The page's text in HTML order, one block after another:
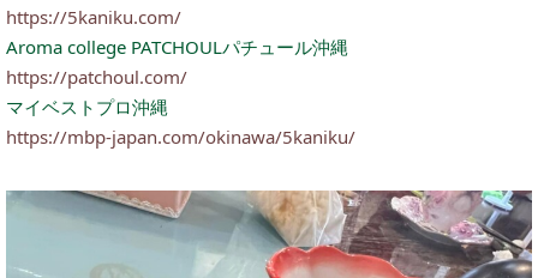
https://5kaniku.com/
Aroma college PATCHOULパチュール沖縄
https://patchoul.com/
マイベストプロ沖縄
https://mbp-japan.com/okinawa/5kaniku/